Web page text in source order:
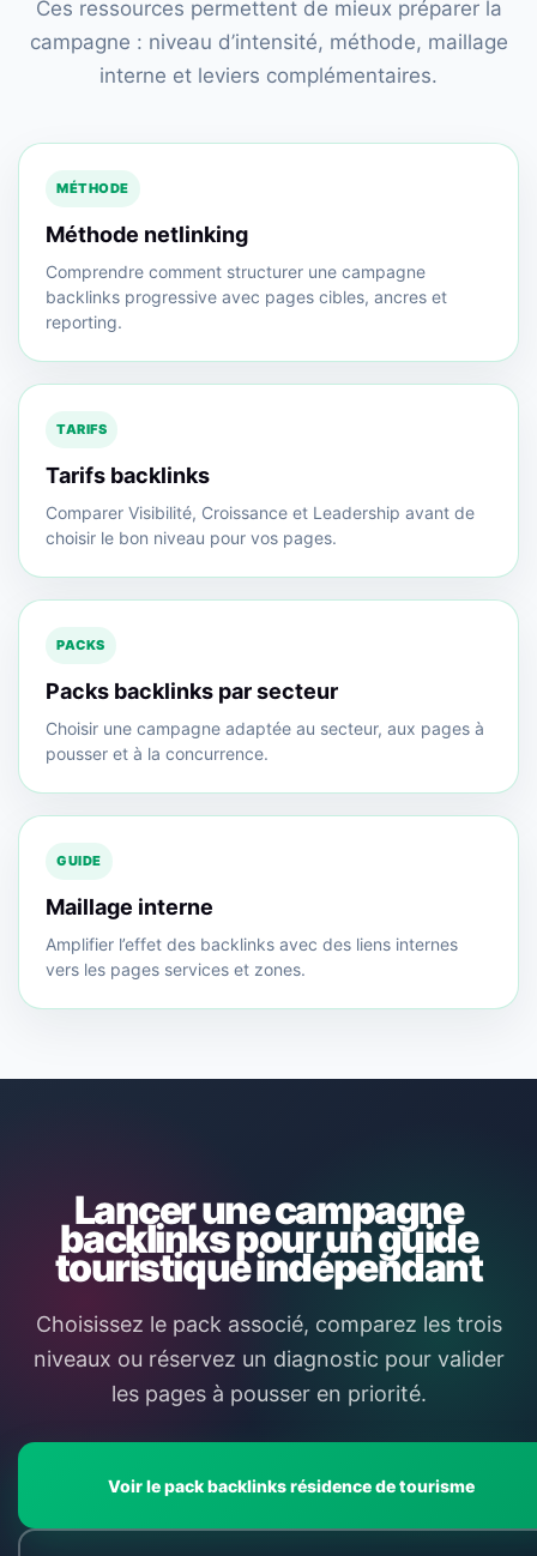
Ces ressources permettent de mieux préparer la
campagne : niveau d’intensité, méthode, maillage
interne et leviers complémentaires.
MÉTHODE
Méthode netlinking
Comprendre comment structurer une campagne
backlinks progressive avec pages cibles, ancres et
reporting.
TARIFS
Tarifs backlinks
Comparer Visibilité, Croissance et Leadership avant de
choisir le bon niveau pour vos pages.
PACKS
Packs backlinks par secteur
Choisir une campagne adaptée au secteur, aux pages à
pousser et à la concurrence.
GUIDE
Maillage interne
Amplifier l’effet des backlinks avec des liens internes
vers les pages services et zones.
Lancer une campagne
backlinks pour un guide
touristique indépendant
Choisissez le pack associé, comparez les trois
niveaux ou réservez un diagnostic pour valider
les pages à pousser en priorité.
Voir le pack backlinks résidence de tourisme